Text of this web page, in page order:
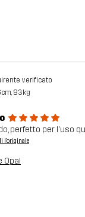
verificato
93kg
perfetto per l'uso
l'originale
Opal